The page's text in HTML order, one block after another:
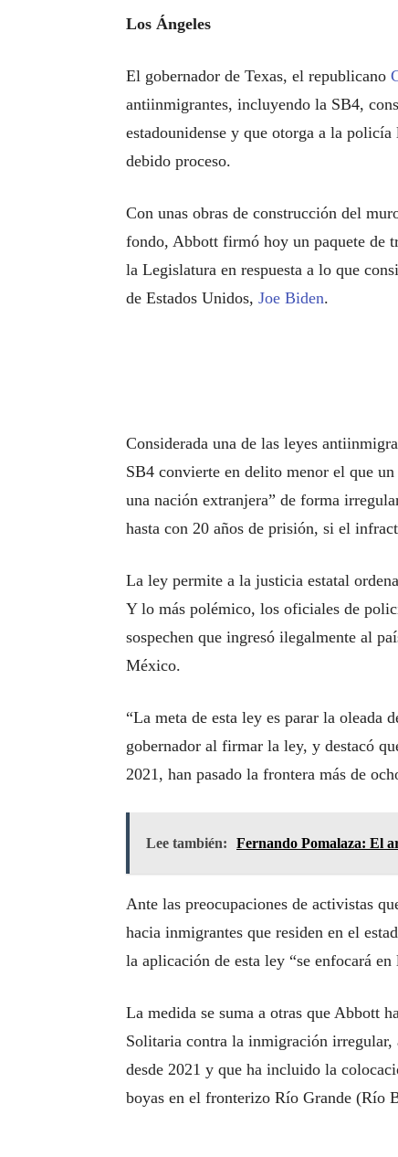
Los Ángeles
El gobernador de Texas, el republicano
antiinmigrantes, incluyendo la SB4,
estadounidense y que otorga a la
debido proceso.
Con unas obras de construcción del
fondo, Abbott firmó hoy un paquete de
la Legislatura en respuesta a lo que
de Estados Unidos, Joe Biden.
Considerada una de las leyes
SB4 convierte en delito menor el que
una nación extranjera” de forma
hasta con 20 años de prisión, si el
La ley permite a la justicia estatal
Y lo más polémico, los oficiales de
sospechen que ingresó ilegalmente al
México.
“La meta de esta ley es parar la oleada
gobernador al firmar la ley, y destacó
2021, han pasado la frontera más de
Lee también: Fernando Pomalaza: El
Ante las preocupaciones de activistas
hacia inmigrantes que residen en el
la aplicación de esta ley “se enfocará en
La medida se suma a otras que Abbott
Solitaria contra la inmigración irregular,
desde 2021 y que ha incluido la
boyas en el fronterizo Río Grande (Río